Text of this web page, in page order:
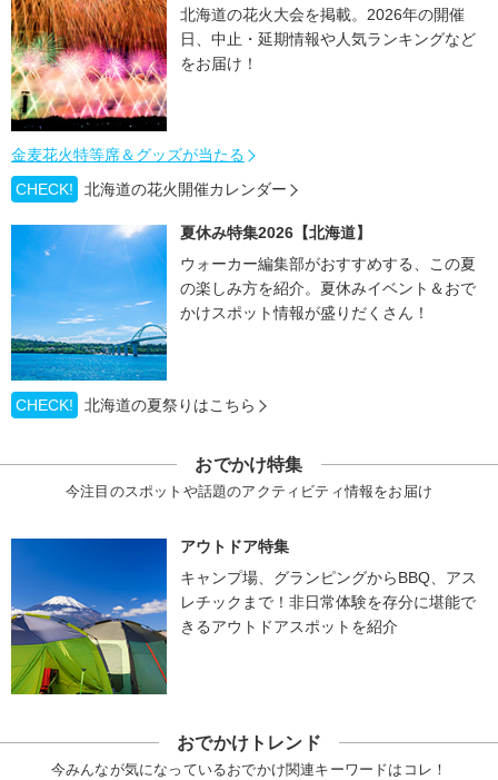
北海道の花火大会を掲載。2026年の開催
日、中止・延期情報や人気ランキングなど
をお届け！
金麦花火特等席＆グッズが当たる
CHECK!
北海道の花火開催カレンダー
夏休み特集2026【北海道】
ウォーカー編集部がおすすめする、この夏
の楽しみ方を紹介。夏休みイベント＆おで
かけスポット情報が盛りだくさん！
CHECK! 北海道の夏祭りはこちら
おでかけ特集
今注目のスポットや話題のアクティビティ情報をお届け
アウトドア特集
キャンプ場、グランピングからBBQ、アス
レチックまで！非日常体験を存分に堪能で
きるアウトドアスポットを紹介
おでかけトレンド
今みんなが気になっているおでかけ関連キーワードはコレ！